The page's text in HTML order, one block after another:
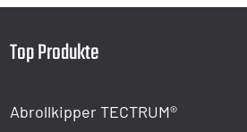
Top Produkte
Abrollkipper TECTRUM®